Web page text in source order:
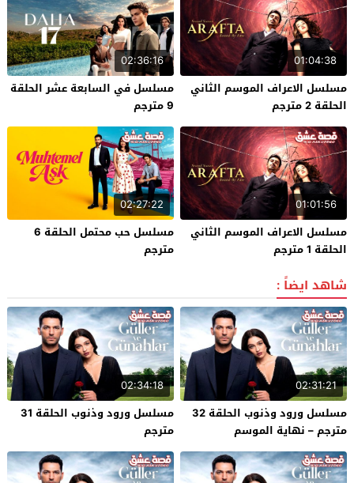
01:04:38
مسلسل الاعراف الموسم الثاني
الحلقة 2 مترجم
02:36:16
مسلسل في السابعة عشر الحلقة
9 مترجم
01:01:56
مسلسل الاعراف الموسم الثاني
الحلقة 1 مترجم
02:27:22
مسلسل حب محتمل الحلقة 6
مترجم
شاهد ايضاً :
02:31:21
مسلسل ورود وذنوب الحلقة 32
مترجم – نهاية الموسم
02:34:18
مسلسل ورود وذنوب الحلقة 31
مترجم